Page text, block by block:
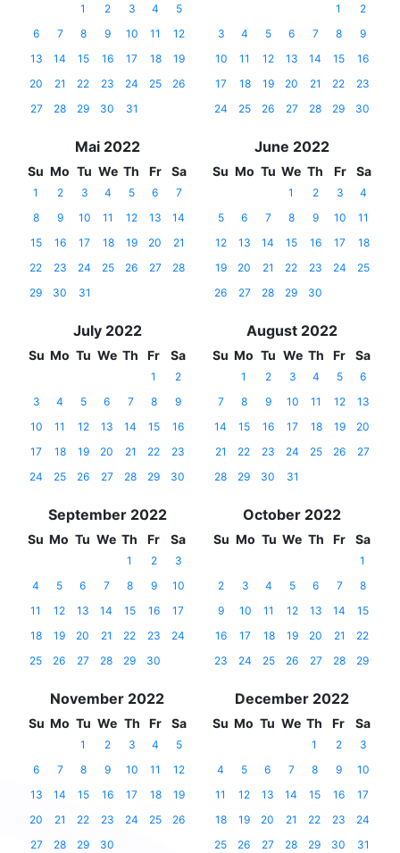
1 2 3 4
5
6
7 8 9 10 11
12
13
14 15 16 17 18
19
20
21 22 23 24 25
26
27
28 29 30 31
1
2
3
4 5 6 7 8
9
10
11 12 13 14 15
16
17
18 19 20 21 22
23
24
25 26 27 28 29 30
Mai 2022
Su Mo Tu We Th Fr Sa
1 2 3 4 5 6
7
8
9 10 11 12 13
14
15
16 17 18 19 20
21
22
23 24 25 26 27
28
29
30 31
June 2022
Su Mo Tu We Th Fr Sa
1 2 3
4
5
6 7 8 9 10
11
12
13 14 15 16 17
18
19
20 21 22 23 24
25
26
27 28 29 30
July 2022
Su Mo Tu We Th Fr Sa
1
2
3
4 5 6 7 8
9
10
11 12 13 14 15
16
17
18 19 20 21 22
23
24
25 26 27 28 29 30
August 2022
Su Mo Tu We Th Fr Sa
1 2 3 4 5
6
7
8 9 10 11 12
13
14
15 16 17 18 19
20
21
22 23 24 25 26
27
28
29 30 31
September 2022
Su Mo Tu We Th Fr Sa
1 2
3
4
5 6 7 8 9
10
11
12 13 14 15 16
17
18
19 20 21 22 23
24
25
26 27 28 29 30
October 2022
Su Mo Tu We Th Fr Sa
1
2
3 4 5 6 7
8
9
10 11 12 13 14
15
16
17 18 19 20 21
22
23
24 25 26 27 28 29
November 2022
Su Mo Tu We Th Fr Sa
1 2 3 4
5
6
7 8 9 10 11
12
13
14 15 16 17 18
19
20
21 22 23 24 25
26
27
28 29 30
December 2022
Su Mo Tu We Th Fr Sa
1 2
3
4
5 6 7 8 9
10
11
12 13 14 15 16
17
18
19 20 21 22 23
24
25
26 27 28 29 30 31